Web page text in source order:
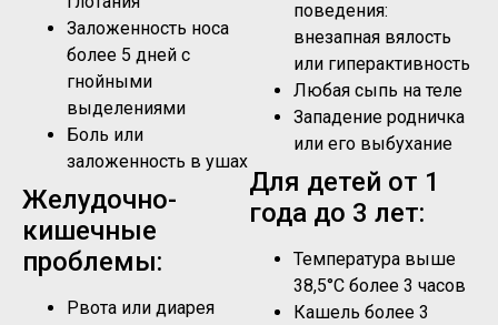
Заложенность носа
более 5 дней с
гнойными
выделениями
Боль или
заложенность в ушах
Желудочно-
кишечные
проблемы:
Рвота или диарея
поведения:
внезапная вялость
или гиперактивность
Любая сыпь на теле
Западение родничка
или его выбухание
Для детей от 1
года до 3 лет:
Температура выше
38,5°C более 3 часов
Кашель более 3